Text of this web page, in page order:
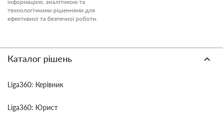
інформацією, аналітикою та
технологічними рішеннями для
ефективної та безпечної роботи.
Каталог рішень
Liga360: Керівник
Liga360: Юрист